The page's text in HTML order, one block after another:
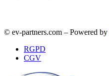
© ev-partners.com – Powered by
RGPD
CGV